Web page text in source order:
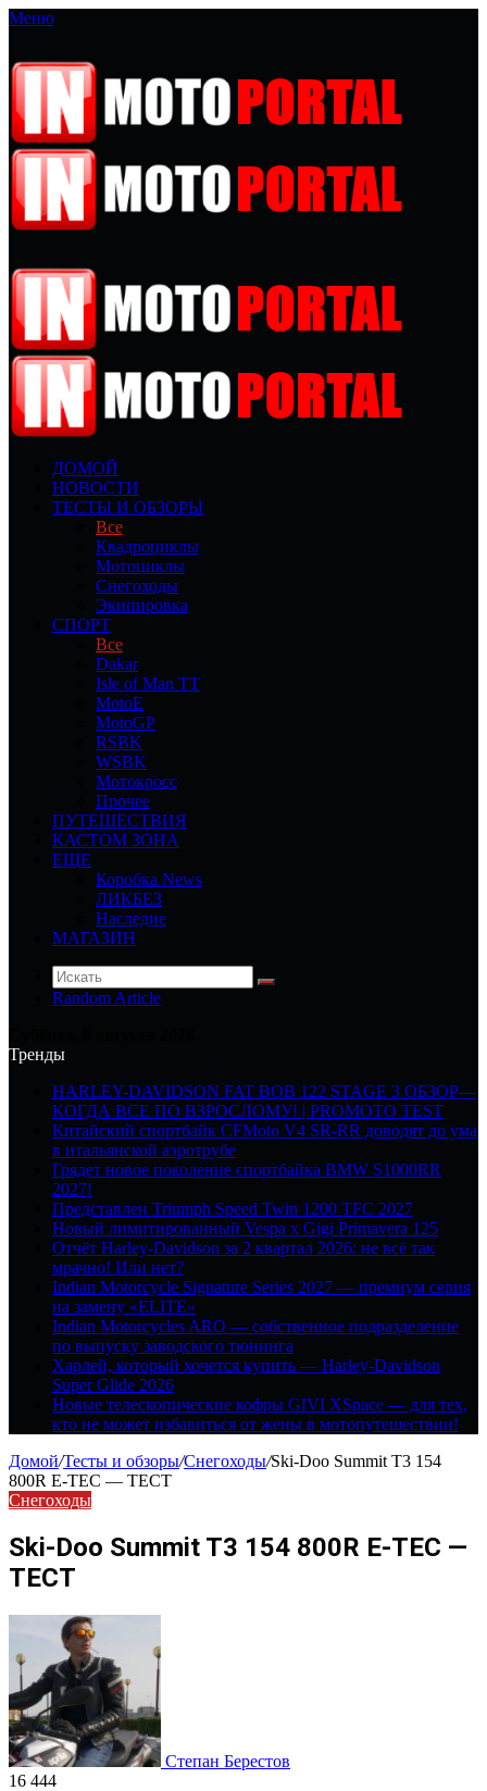
Меню
ДОМОЙ
НОВОСТИ
ТЕСТЫ И ОБЗОРЫ
Все
Квадроциклы
Мотоциклы
Снегоходы
Экипировка
СПОРТ
Все
Dakar
Isle of Man TT
MotoE
MotoGP
RSBK
WSBK
Мотокросс
Прочее
ПУТЕШЕСТВИЯ
КАСТОМ ЗОНА
ЕЩЕ
Коробка News
ЛИКБЕЗ
Наследие
МАГАЗИН
Random Article
Тренды
HARLEY-DAVIDSON FAT BOB 122 STAGE 3 ОБЗОР—
КОГДА ВСЕ ПО ВЗРОСЛОМУ! | PROMOTO TEST
Китайский спортбайк CFMoto V4 SR-RR доводят до ума
в итальянской аэротрубе
Грядет новое поколение спортбайка BMW S1000RR
2027!
Представлен Triumph Speed Twin 1200 TFC 2027
Новый лимитированный Vespa x Gigi Primavera 125
Отчёт Harley-Davidson за 2 квартал 2026: не всё так
мрачно! Или нет?
Indian Motorcycle Signature Series 2027 — премиум серия
на замену «ELITE»
Indian Motorcycles ARO — собственное подразделение
по выпуску заводского тюнинга
Харлей, который хочется купить — Harley-Davidson
Super Glide 2026
Новые телескопические кофры GIVI XSpace — для тех,
кто не может избавиться от жены в мотопутешествии!
Домой/Тесты и обзоры/Снегоходы/Ski-Doo Summit T3 154
800R E-TEC — ТЕСТ
Снегоходы
Ski-Doo Summit T3 154 800R E-TEC —
ТЕСТ
Степан Берестов
16 444